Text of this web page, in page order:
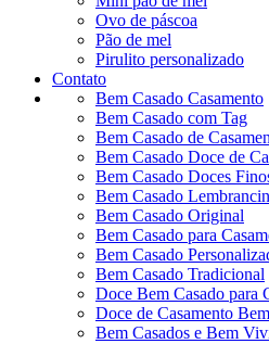
Ovo de páscoa
Pão de mel
Pirulito personalizado
Contato
Bem Casado Casamento
Bem Casado com Tag
Bem Casado de
Bem Casado Doce de
Bem Casado Doces
Bem Casado
Bem Casado Original
Bem Casado para
Bem Casado
Bem Casado Tradicional
Doce Bem Casado para
Doce de Casamento
Bem Casados e Bem